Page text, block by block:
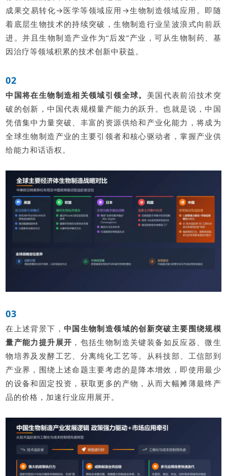
成果交易转化→医学等领域应用→生物制造领域应用。即随
着底层生物技术的持续突破，生物制造行业呈波浪式向前跃
进。并且生物制造产业作为“后发”产业，可从生物制药、基
因治疗等领域积累的技术创新中获益。
02
中国将在生物制造相关领域引领全球。 美国代表前沿技术突
破的创新，中国代表规模量产能力的跃升。也就是说，中国
凭借集中力量突破、丰富的资源供给和产业化能力，将成为
全球生物制造产业的主要引领者和核心驱动者，掌握产业供
给能力和话语权。
03
在上述背景下， 中国生物制造领域的创新突破主要围绕规模
量产能力提升展开 ，包括生物制造关键装备如反应器、微生
物培养及发酵工艺、分离纯化工艺等。从科技部、工信部到
产业界，围绕上述命题主要考虑的是降本增效，即使用最少
的设备和固定投资，获取更多的产物，从而大幅摊薄最终产
品的价格，加速行业应用展开。